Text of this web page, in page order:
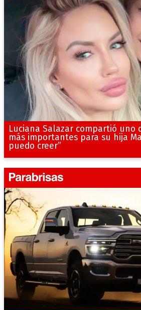
Luciana Salazar compartió uno
más importantes para su hija
puedo creer”